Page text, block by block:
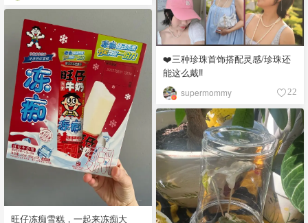
❤️三种珍珠首饰搭配灵感/珍珠还
能这么戴‼️
supermommy 22
旺仔冻痴雪糕，一起来冻痴大